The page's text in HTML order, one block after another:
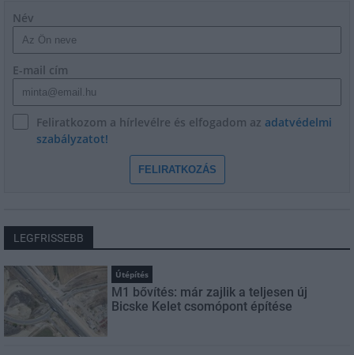
Név
E-mail cím
Feliratkozom a hírlevélre és elfogadom az adatvédelmi
szabályzatot!
FELIRATKOZÁS
LEGFRISSEBB
Útépítés
M1 bővítés: már zajlik a teljesen új
Bicske Kelet csomópont építése